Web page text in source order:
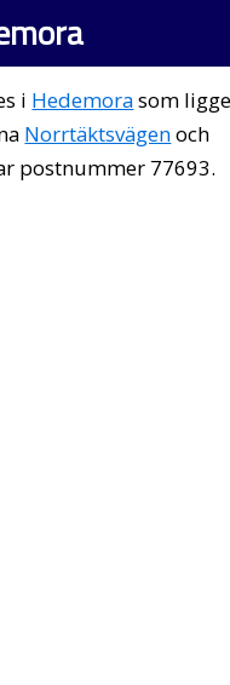
i Hedemorasom
Norrtäktsvägenoch
postnummer 77693.